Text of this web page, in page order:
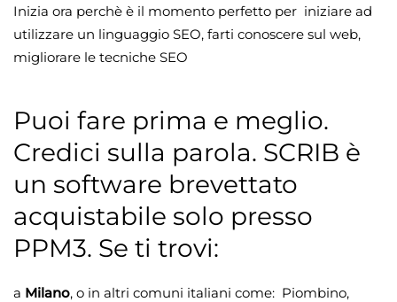
Inizia ora perchè è il momento perfetto per iniziare ad
utilizzare un linguaggio SEO, farti conoscere sul web,
migliorare le tecniche SEO
Puoi fare prima e meglio.
Credici sulla parola. SCRIB è
un software brevettato
acquistabile solo presso
PPM3. Se ti trovi:
a Milano, o in altri comuni italiani come: Piombino,